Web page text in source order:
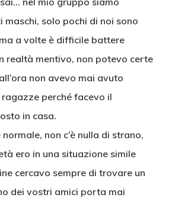
solo pochi di noi sono
a volte è difficile battere
realtà mentivo, non potevo certe
non avevo mai avuto
perché facevo il
in casa.
non c’è nulla di strano,
ero in una situazione simile
cercavo sempre di trovare un
dei vostri amici porta mai